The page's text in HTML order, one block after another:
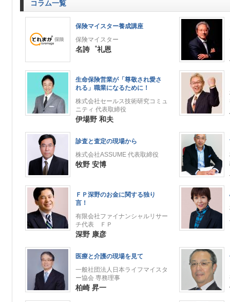
コラム一覧
保険マイスター養成講座
保険マイスター
名誇゜礼恩
生命保険営業が「尊敬され愛さ
れる」職業になるために！
株式会社セールス技術研究コミュ
ニティ 代表取締役
伊場野 和夫
診査と査定の現場から
株式会社ASSUME 代表取締役
牧野 安博
ＦＰ深野のお金に関する独り
言！
有限会社ファイナンシャルリサー
チ代表 ＦＰ
深野 康彦
医療と介護の現場を見て
一般社団法人日本ライフマイスタ
ー協会 専務理事
柏崎 昇一